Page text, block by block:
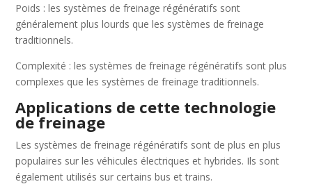
Poids : les systèmes de freinage régénératifs sont
généralement plus lourds que les systèmes de freinage
traditionnels.
Complexité : les systèmes de freinage régénératifs sont plus
complexes que les systèmes de freinage traditionnels.
Applications de cette technologie
de freinage
Les systèmes de freinage régénératifs sont de plus en plus
populaires sur les véhicules électriques et hybrides. Ils sont
également utilisés sur certains bus et trains.